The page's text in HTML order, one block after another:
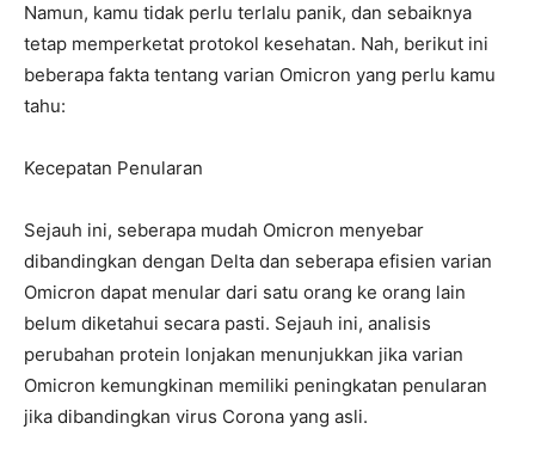
Namun, kamu tidak perlu terlalu panik, dan sebaiknya
tetap memperketat protokol kesehatan. Nah, berikut ini
beberapa fakta tentang varian Omicron yang perlu kamu
tahu:
Kecepatan Penularan
Sejauh ini, seberapa mudah Omicron menyebar
dibandingkan dengan Delta dan seberapa efisien varian
Omicron dapat menular dari satu orang ke orang lain
belum diketahui secara pasti. Sejauh ini, analisis
perubahan protein lonjakan menunjukkan jika varian
Omicron kemungkinan memiliki peningkatan penularan
jika dibandingkan virus Corona yang asli.